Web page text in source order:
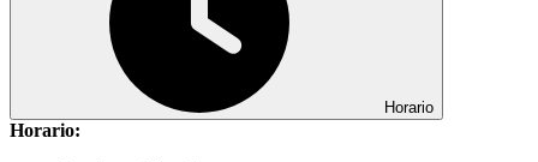
Horario
Horario: